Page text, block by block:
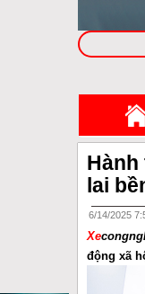
lai
6/14/2025
Xe
động xã